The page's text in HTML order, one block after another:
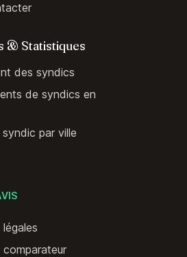
& Statistiques
des syndics
de syndics en
par ville